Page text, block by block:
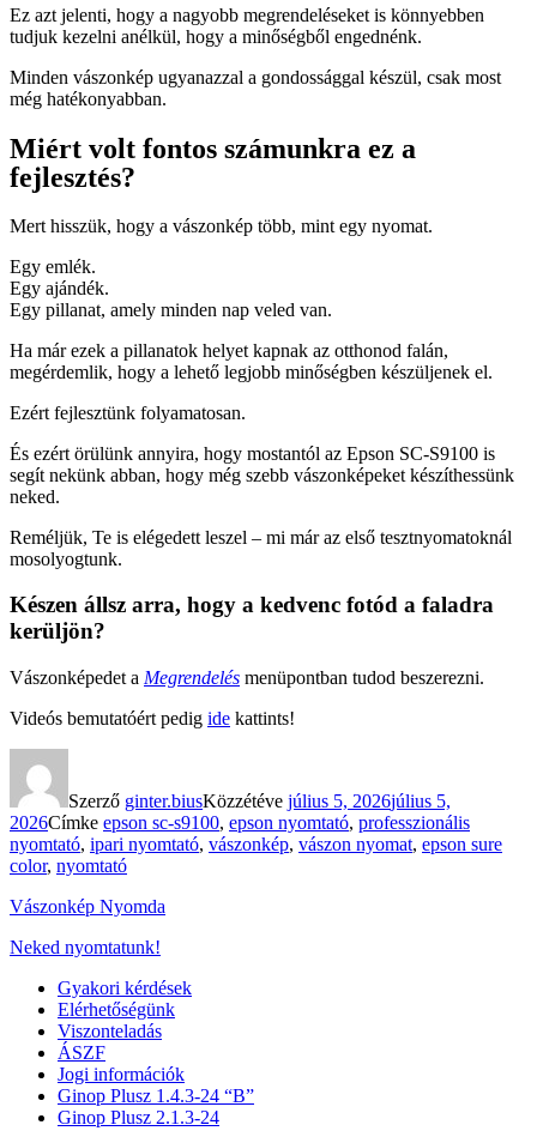
Ez azt jelenti, hogy a nagyobb megrendeléseket is könnyebben
tudjuk kezelni anélkül, hogy a minőségből engednénk.
Minden vászonkép ugyanazzal a gondossággal készül, csak most
még hatékonyabban.
Miért volt fontos számunkra ez a
fejlesztés?
Mert hisszük, hogy a vászonkép több, mint egy nyomat.
Egy emlék.
Egy ajándék.
Egy pillanat, amely minden nap veled van.
Ha már ezek a pillanatok helyet kapnak az otthonod falán,
megérdemlik, hogy a lehető legjobb minőségben készüljenek el.
Ezért fejlesztünk folyamatosan.
És ezért örülünk annyira, hogy mostantól az Epson SC-S9100 is
segít nekünk abban, hogy még szebb vászonképeket készíthessünk
neked.
Reméljük, Te is elégedett leszel – mi már az első tesztnyomatoknál
mosolyogtunk.
Készen állsz arra, hogy a kedvenc fotód a faladra
kerüljön?
Vászonképedet a Megrendelés menüpontban tudod beszerezni.
Videós bemutatóért pedig ide kattints!
Szerző ginter.biusKözzétéve július 5, 2026július 5,
2026Címke epson sc-s9100, epson nyomtató, professzionális
nyomtató, ipari nyomtató, vászonkép, vászon nyomat, epson sure
color, nyomtató
Vászonkép Nyomda
Neked nyomtatunk!
Gyakori kérdések
Elérhetőségünk
Viszonteladás
ÁSZF
Jogi információk
Ginop Plusz 1.4.3-24 “B”
Ginop Plusz 2.1.3-24